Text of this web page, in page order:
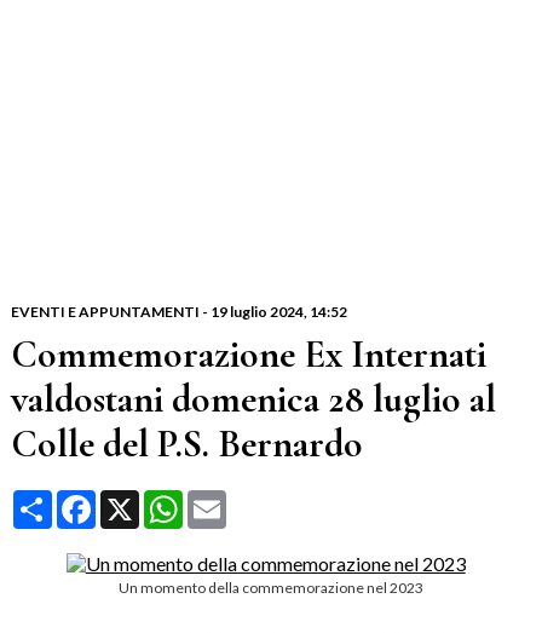
EVENTI E APPUNTAMENTI - 19 luglio 2024, 14:52
Commemorazione Ex Internati
valdostani domenica 28 luglio al
Colle del P.S. Bernardo
CondividiFacebook
X WhatsApp
Email
Un momento della commemorazione nel 2023